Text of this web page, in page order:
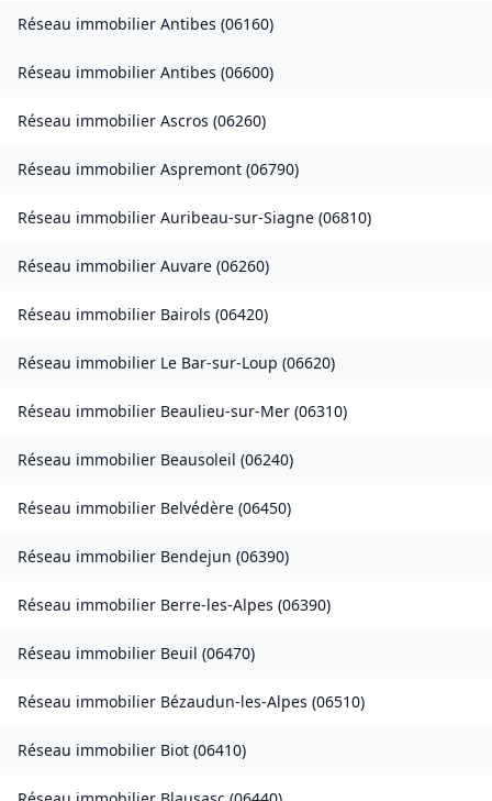
Réseau immobilier Antibes (06160)
Réseau immobilier Antibes (06600)
Réseau immobilier Ascros (06260)
Réseau immobilier Aspremont (06790)
Réseau immobilier Auribeau-sur-Siagne (06810)
Réseau immobilier Auvare (06260)
Réseau immobilier Bairols (06420)
Réseau immobilier Le Bar-sur-Loup (06620)
Réseau immobilier Beaulieu-sur-Mer (06310)
Réseau immobilier Beausoleil (06240)
Réseau immobilier Belvédère (06450)
Réseau immobilier Bendejun (06390)
Réseau immobilier Berre-les-Alpes (06390)
Réseau immobilier Beuil (06470)
Réseau immobilier Bézaudun-les-Alpes (06510)
Réseau immobilier Biot (06410)